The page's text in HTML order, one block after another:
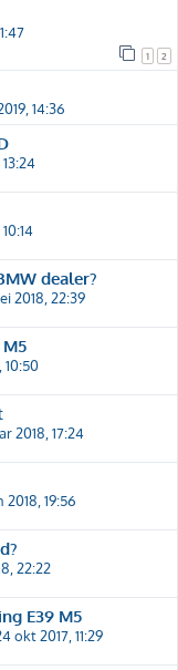
1 2
14:36
13:24
dealer?
2018, 22:39
10:50
2018, 17:24
2018, 19:56
22:22
E39 M5
okt 2017, 11:29